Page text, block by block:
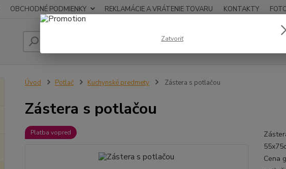
OBCHODNÉ PODMIENKY REKLAMÁCIE A VRÁTENIE TOVARU KONTAKTY
Hľadať
Úvod Potlač Kuchynské predmety Zástera s potlačou
Zástera s potlačou
Platba vopred
Cena
Zatvoriť